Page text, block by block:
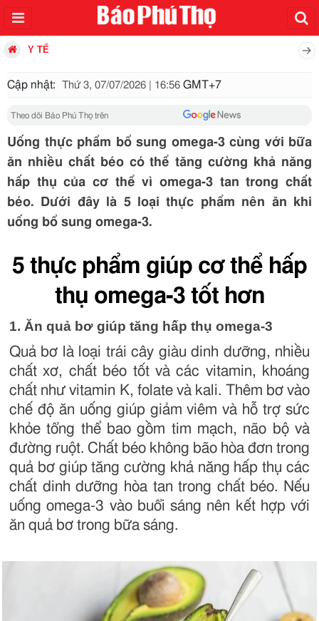
Y TẾ
Cập nhật: Thứ 3, 07/07/2026 | 16:56 GMT+7
Theo dõi Báo Phú Thọ trên
Uống thực phẩm bổ sung omega-3 cùng với bữa
ăn nhiều chất béo có thể tăng cường khả năng
hấp thụ của cơ thể vì omega-3 tan trong chất
béo. Dưới đây là 5 loại thực phẩm nên ăn khi
uống bổ sung omega-3.
5 thực phẩm giúp cơ thể hấp
thụ omega-3 tốt hơn
1. Ăn quả bơ giúp tăng hấp thụ omega-3
Quả bơ là loại trái cây giàu dinh dưỡng, nhiều
chất xơ, chất béo tốt và các vitamin, khoáng
chất như vitamin K, folate và kali. Thêm bơ vào
chế độ ăn uống giúp giảm viêm và hỗ trợ sức
khỏe tổng thể bao gồm tim mạch, não bộ và
đường ruột. Chất béo không bão hòa đơn trong
quả bơ giúp tăng cường khả năng hấp thụ các
chất dinh dưỡng hòa tan trong chất béo. Nếu
uống omega-3 vào buổi sáng nên kết hợp với
ăn quả bơ trong bữa sáng.